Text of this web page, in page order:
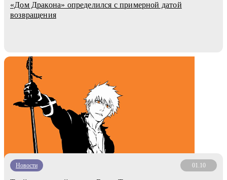
«Дом Дракона» определился с примерной датой
возвращения
Новости 01.10